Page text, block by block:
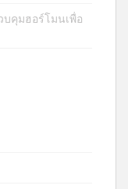
คุมฮอร์โมนเพื่อ